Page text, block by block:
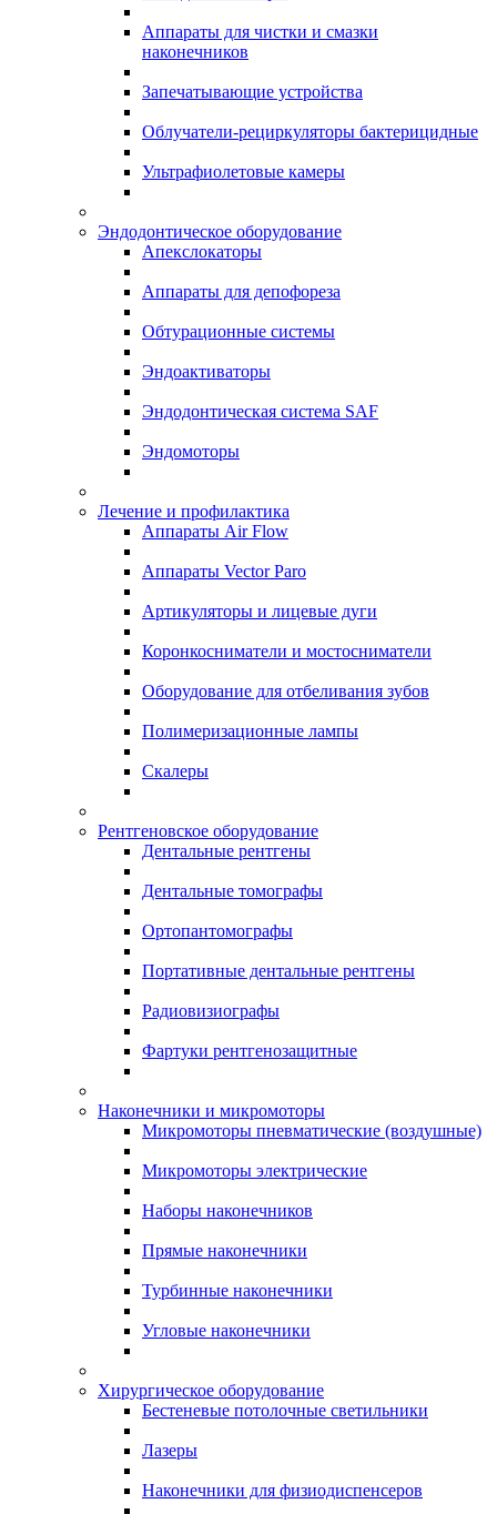
Аппараты для чистки и смазки
наконечников
Запечатывающие устройства
Облучатели-рециркуляторы бактерицидные
Ультрафиолетовые камеры
Эндодонтическое оборудование
Апекслокаторы
Аппараты для депофореза
Обтурационные системы
Эндоактиваторы
Эндодонтическая система SAF
Эндомоторы
Лечение и профилактика
Аппараты Air Flow
Аппараты Vector Paro
Артикуляторы и лицевые дуги
Коронкосниматели и мостосниматели
Оборудование для отбеливания зубов
Полимеризационные лампы
Скалеры
Рентгеновское оборудование
Дентальные рентгены
Дентальные томографы
Ортопантомографы
Портативные дентальные рентгены
Радиовизиографы
Фартуки рентгенозащитные
Наконечники и микромоторы
Микромоторы пневматические (воздушные)
Микромоторы электрические
Наборы наконечников
Прямые наконечники
Турбинные наконечники
Угловые наконечники
Хирургическое оборудование
Бестеневые потолочные светильники
Лазеры
Наконечники для физиодиспенсеров